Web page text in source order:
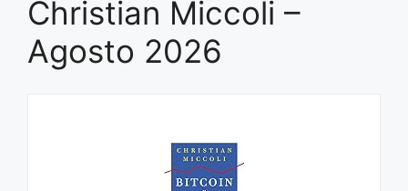
Christian Miccoli –
Agosto 2026